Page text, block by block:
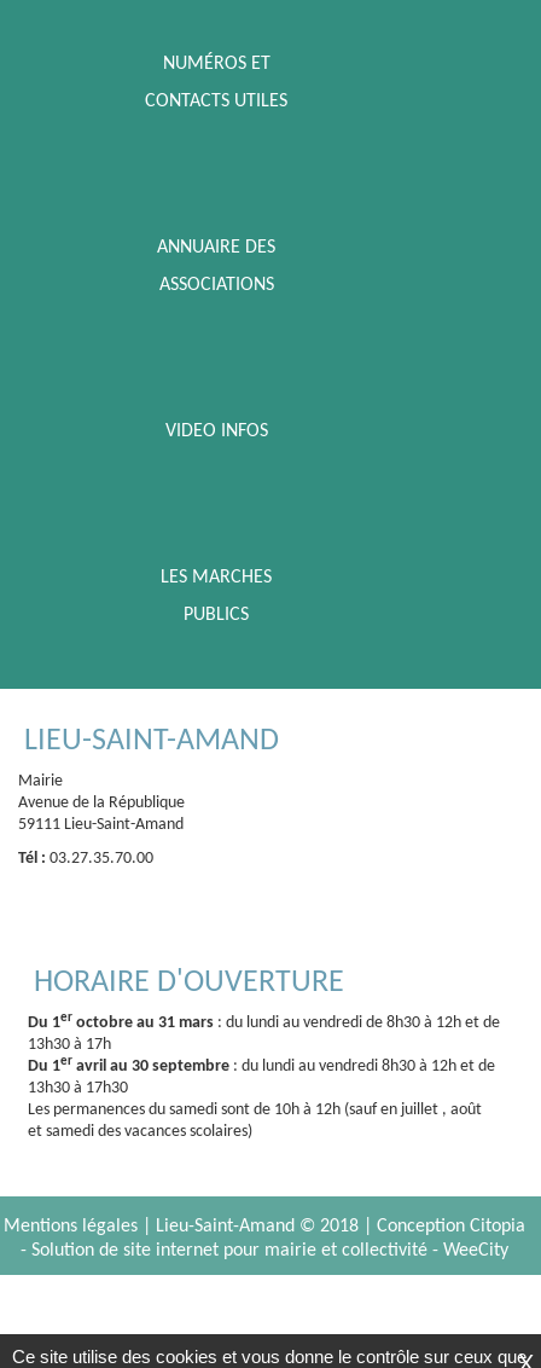
NUMÉROS ET
CONTACTS UTILES
ANNUAIRE DES
ASSOCIATIONS
VIDEO INFOS
LES MARCHES
PUBLICS
LIEU-SAINT-AMAND
Mairie
Avenue de la République
59111 Lieu-Saint-Amand
Tél : 03.27.35.70.00
HORAIRE D'OUVERTURE
Du 1er octobre au 31 mars : du lundi au vendredi de 8h30 à 12h et de
13h30 à 17h
Du 1er avril au 30 septembre : du lundi au vendredi 8h30 à 12h et de
13h30 à 17h30
Les permanences du samedi sont de 10h à 12h (sauf en juillet , août
et samedi des vacances scolaires)
Mentions légales | Lieu-Saint-Amand © 2018 | Conception Citopia
- Solution de site internet pour mairie et collectivité - WeeCity
Ce site utilise des cookies et vous donne le contrôle sur ceux que